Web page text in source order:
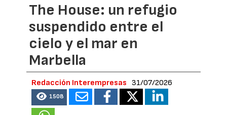
The House: un refugio
suspendido entre el
cielo y el mar en
Marbella
Redacción Interempresas 31/07/2026
1508